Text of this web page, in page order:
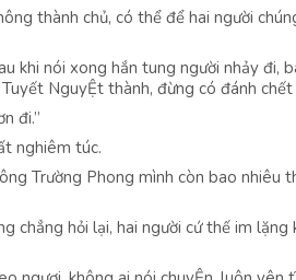
thành chủ, có thể để hai người
khi nói xong hắn tung người nhảy đi,
NguyỆt thành, đừng có đánh chết
đi.”
nghiêm túc.
Trường Phong mình còn bao nhiêu
chẳng hỏi lại, hai người cứ thế im